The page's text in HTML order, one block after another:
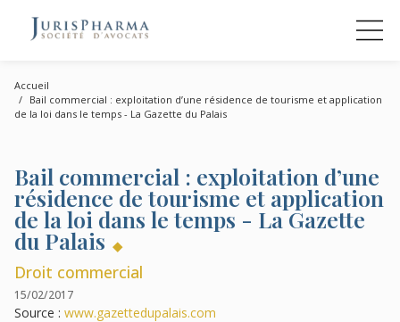
Accueil
Bail commercial : exploitation d’une résidence de tourisme et application
de la loi dans le temps - La Gazette du Palais
Bail commercial : exploitation d’une
résidence de tourisme et application
de la loi dans le temps - La Gazette
du Palais
Droit commercial
15/02/2017
Source : www.gazettedupalais.com